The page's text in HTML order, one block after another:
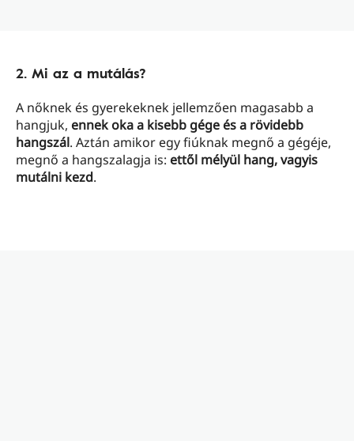
2. Mi az a mutálás?
A nőknek és gyerekeknek jellemzően magasabb a
hangjuk, ennek oka a kisebb gége és a rövidebb
hangszál. Aztán amikor egy fiúknak megnő a gégéje,
megnő a hangszalagja is: ettől mélyül hang, vagyis
mutálni kezd.